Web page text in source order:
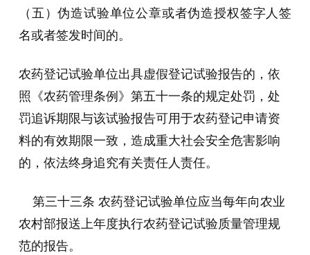
（五）伪造试验单位公章或者伪造授权签字人签
名或者签发时间的。
农药登记试验单位出具虚假登记试验报告的，依
照《农药管理条例》第五十一条的规定处罚，处
罚追诉期限与该试验报告可用于农药登记申请资
料的有效期限一致，造成重大社会安全危害影响
的，依法终身追究有关责任人责任。
第三十三条 农药登记试验单位应当每年向农业
农村部报送上年度执行农药登记试验质量管理规
范的报告。